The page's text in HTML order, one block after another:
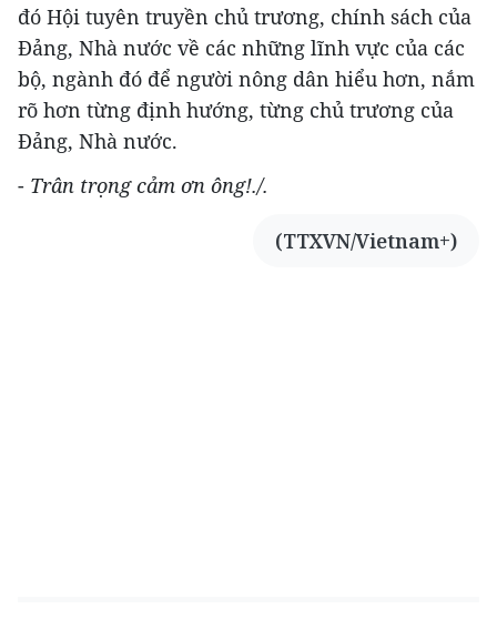
đó Hội tuyên truyền chủ trương, chính sách của
Đảng, Nhà nước về các những lĩnh vực của các
bộ, ngành đó để người nông dân hiểu hơn, nắm
rõ hơn từng định hướng, từng chủ trương của
Đảng, Nhà nước.
- Trân trọng cảm ơn ông!./.
(TTXVN/Vietnam+)